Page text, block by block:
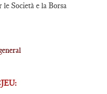
Società e la Borsa